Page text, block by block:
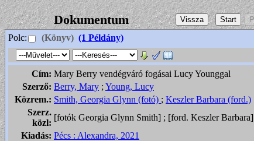
Dokumentum
Polc: (Könyv) (1 Példány)
Cím: Mary Berry vendégváró fogásai Lucy Younggal
Szerző: Berry, Mary ; Young, Lucy
Közrem.: Smith, Georgia Glynn (fotó) ; Keszler Barbara (ford.)
Szerz.
közl:
[fotók Georgia Glynn Smith] ; [ford. Keszler Barbara]
Kiadás: Pécs : Alexandra, 2021